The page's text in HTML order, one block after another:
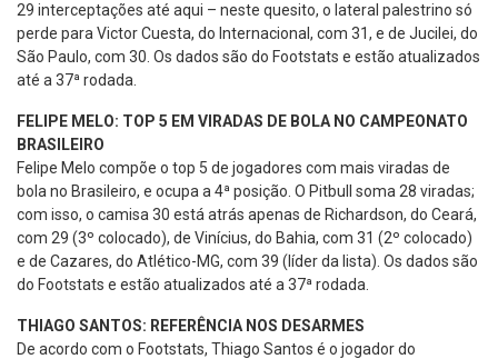
29 interceptações até aqui – neste quesito, o lateral palestrino só
perde para Victor Cuesta, do Internacional, com 31, e de Jucilei, do
São Paulo, com 30. Os dados são do Footstats e estão atualizados
até a 37ª rodada.
FELIPE MELO: TOP 5 EM VIRADAS DE BOLA NO CAMPEONATO
BRASILEIRO
Felipe Melo compõe o top 5 de jogadores com mais viradas de
bola no Brasileiro, e ocupa a 4ª posição. O Pitbull soma 28 viradas;
com isso, o camisa 30 está atrás apenas de Richardson, do Ceará,
com 29 (3º colocado), de Vinícius, do Bahia, com 31 (2º colocado)
e de Cazares, do Atlético-MG, com 39 (líder da lista). Os dados são
do Footstats e estão atualizados até a 37ª rodada.
THIAGO SANTOS: REFERÊNCIA NOS DESARMES
De acordo com o Footstats, Thiago Santos é o jogador do